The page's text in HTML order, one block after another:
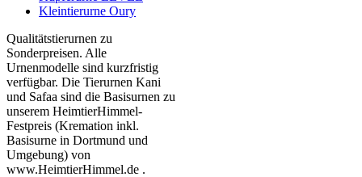
Kleintierurne Oury
Qualitätstierurnen zu
Sonderpreisen. Alle
Urnenmodelle sind kurzfristig
verfügbar. Die Tierurnen Kani
und Safaa sind die Basisurnen zu
unserem HeimtierHimmel-
Festpreis (Kremation inkl.
Basisurne in Dortmund und
Umgebung) von
www.HeimtierHimmel.de .